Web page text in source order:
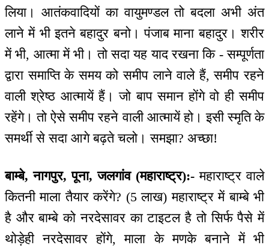
लिया। आतंकवादियों का वायुमण्डल तो बदला अभी अंत
लाने में भी इतने बहादुर बनो। पंजाब माना बहादुर। शरीर
में भी, आत्मा में भी। तो सदा यह याद रखना कि - सम्पूर्णता
द्वारा समाप्ति के समय को समीप लाने वाले हैं, समीप रहने
वाली श्रेष्ठ आत्मायें हैं। जो बाप समान होंगे वो ही समीप
रहेंगे। तो ऐसे समीप रहने वाली आत्मायें हो। इसी स्मृति के
समर्थी से सदा आगे बढ़ते चलो। समझा? अच्छा!
बाम्बे, नागपुर, पूना, जलगांव (महाराष्ट्र):- महाराष्ट्र वाले
कितनी माला तैयार करेंगे? (5 लाख) महाराष्ट्र में बाम्बे भी
है और बाम्बे को नरदेसावर का टाइटल है तो सिर्फ पैसे में
थोड़ेही नरदेसावर होंगे, माला के मणके बनाने में भी